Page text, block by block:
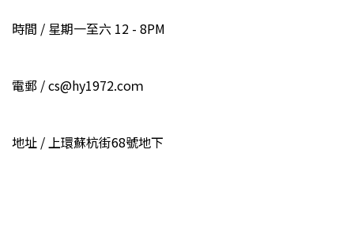
時間 / 星期一至六 12 - 8PM
電郵 / cs@hy1972.coｍ
地址 / 上環蘇杭街68號地下